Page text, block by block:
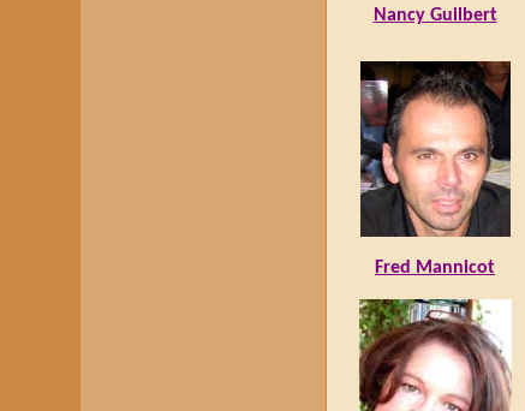
Nancy Guilbert
Fred Mannicot